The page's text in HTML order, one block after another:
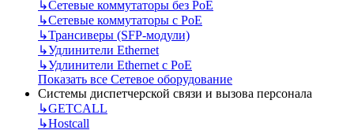
↳Сетевые коммутаторы без РоЕ
↳Сетевые коммутаторы с РоЕ
↳Трансиверы (SFP-модули)
↳Удлинители Ethernet
↳Удлинители Ethernet с PoE
Показать все Сетевое оборудование
Системы диспетчерской связи и вызова персонала
↳GETCALL
↳Hostcall